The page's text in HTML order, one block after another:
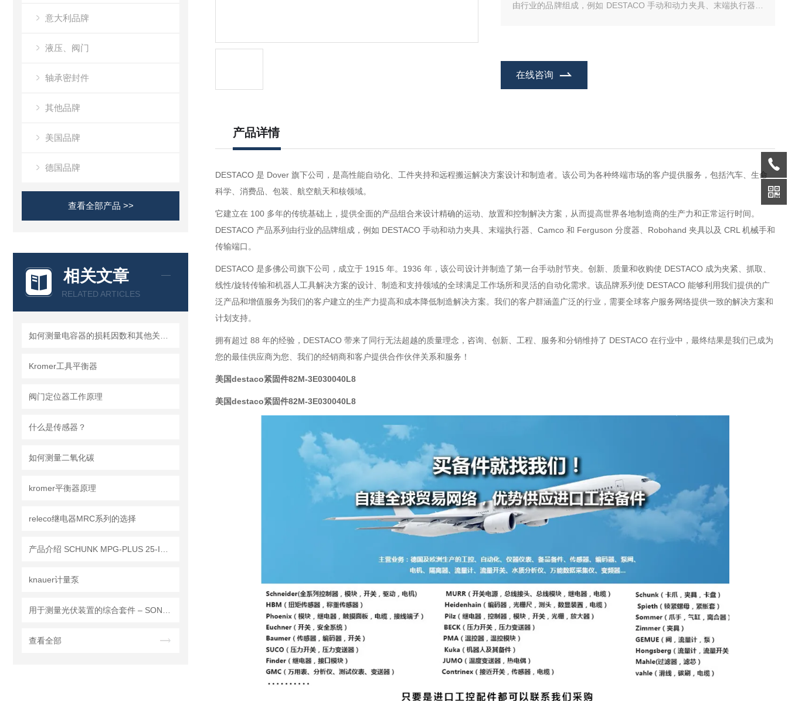
意大利品牌
液压、阀门
轴承密封件
其他品牌
美国品牌
德国品牌
查看全部产品 >>
相关文章
RELATED ARTICLES
Kromer工具平衡器
阀门定位器工作原理
什么是传感器？
如何测量二氧化碳
kromer平衡器原理
releco继电器MRC系列的选择
knauer计量泵
查看全部
由行业的品牌组成，例如 DESTACO 手动和动力夹具、末端执行器、
在线咨询
产品详情
DESTACO 是 Dover 旗下公司，是高性能自动化、工件夹持和远程搬运解决方案设计和制造者。该公司为各种终端市场的客户提供服务，包括汽车、生命
科学、消费品、包装、航空航天和核领域。
它建立在 100 多年的传统基础上，提供全面的产品组合来设计精确的运动、放置和控制解决方案，从而提高世界各地制造商的生产力和正常运行时间。
DESTACO 产品系列由行业的品牌组成，例如 DESTACO 手动和动力夹具、末端执行器、Camco 和 Ferguson 分度器、Robohand 夹具以及 CRL 机械手和
传输端口。
DESTACO 是多佛公司旗下公司，成立于 1915 年。1936 年，该公司设计并制造了第一台手动肘节夹。创新、质量和收购使 DESTACO 成为夹紧、抓取、
线性/旋转传输和机器人工具解决方案的设计、制造和支持领域的全球满足工作场所和灵活的自动化需求。该品牌系列使 DESTACO 能够利用我们提供的广
泛产品和增值服务为我们的客户建立的生产力提高和成本降低制造解决方案。我们的客户群涵盖广泛的行业，需要全球客户服务网络提供一致的解决方案和
计划支持。
拥有超过 88 年的经验，DESTACO 带来了同行无法超越的质量理念，咨询、创新、工程、服务和分销维持了 DESTACO 在行业中，最终结果是我们已成为
您的最佳供应商为您、我们的经销商和客户提供合作伙伴关系和服务！
美国destaco紧固件82M-3E030040L8
美国destaco紧固件82M-3E030040L8